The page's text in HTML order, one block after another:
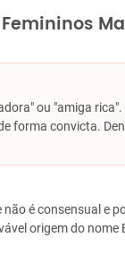
ou "amiga
forma convicta.
é consensual e
origem do nome